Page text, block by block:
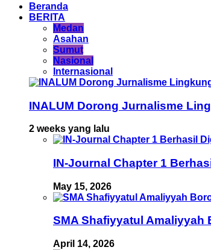
Beranda
BERITA
Medan
Asahan
Sumut
Nasional
Internasional
INALUM Dorong Jurnalisme
2 weeks yang lalu
IN-Journal Chapter 1
May 15, 2026
SMA Shafiyyatul Amaliyyah
April 14, 2026